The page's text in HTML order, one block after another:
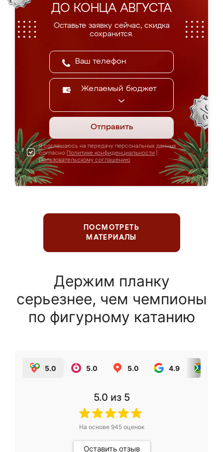
ДО КОНЦА АВГУСТА
Оставьте заявку сейчас, скидка
сохранится.
Желаемый бюджет
Отправить
Я соглашаюсь на передачу персональных данных
согласно Политике конфиденциальности
Пользовательскому соглашению
ПОСМОТРЕТЬ
МАТЕРИАЛЫ
Держим планку
серьезнее, чем чемпионы
по фигурному катанию
5.0 5.0 5.0 4.9
5.0 из 5
На основе 945оценок
Оставить отзыв